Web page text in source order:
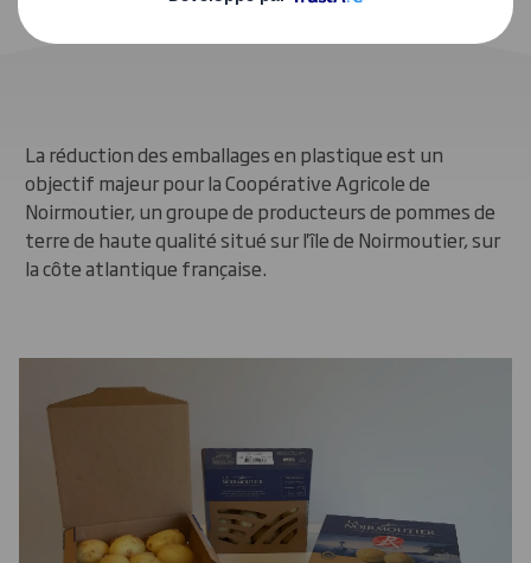
La réduction des emballages en plastique est un
objectif majeur pour la Coopérative Agricole de
Noirmoutier, un groupe de producteurs de pommes de
terre de haute qualité situé sur l'île de Noirmoutier, sur
la côte atlantique française.